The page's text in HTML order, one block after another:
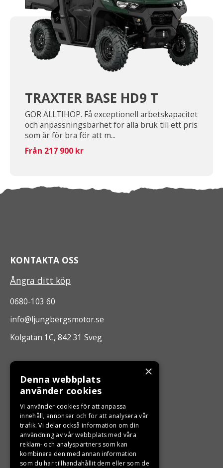
TRAXTER BASE HD9 T
GÖR ALLTIHOP. Få exceptionell arbetskapacitet
och anpassningsbarhet för alla bruk till ett pris
som är för bra för att m...
Från 217 900 kr
KONTAKTA OSS
Ångra ditt köp
0680-103 60
info@ljungbergsmotor.se
Kolgatan 1C, 842 31 Sveg
ÖPPETTIDER
Måndag - Fredag 10.00 -17.00
LJUNGBERGS MOTOR
Din BRP återförsäljare i Sveg!
×
Denna webbplats
använder cookies
Vi använder cookies för att anpassa
innehåll, annonser och för att analysera vår
trafik. Vi delar också information om din
användning av vår webbplats med våra
reklam- och analyspartners som kan
kombinera den med annan information
som du har tillhandahållit dem eller som de